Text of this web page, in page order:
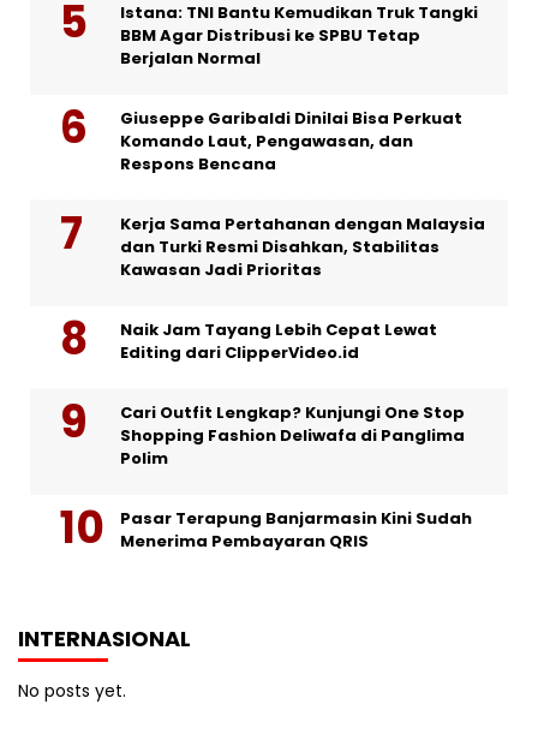
Istana: TNI Bantu Kemudikan Truk Tangki
BBM Agar Distribusi ke SPBU Tetap
Berjalan Normal
Giuseppe Garibaldi Dinilai Bisa Perkuat
Komando Laut, Pengawasan, dan
Respons Bencana
Kerja Sama Pertahanan dengan Malaysia
dan Turki Resmi Disahkan, Stabilitas
Kawasan Jadi Prioritas
Naik Jam Tayang Lebih Cepat Lewat
Editing dari ClipperVideo.id
Cari Outfit Lengkap? Kunjungi One Stop
Shopping Fashion Deliwafa di Panglima
Polim
Pasar Terapung Banjarmasin Kini Sudah
Menerima Pembayaran QRIS
INTERNASIONAL
No posts yet.